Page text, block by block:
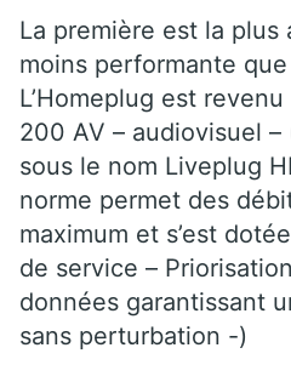
La première est la
moins performante
L’Homeplug est
200 AV – audiovisuel
sous le nom Liveplug
norme permet des
maximum et s’est
de service –
données garantissant
sans perturbation -)